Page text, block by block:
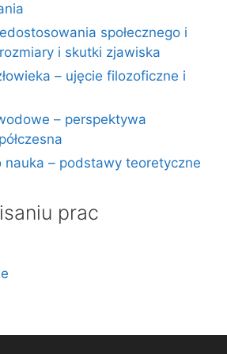
społecznego i
i skutki zjawiska
– ujęcie filozoficzne i
– perspektywa
nauka – podstawy teoretyczne
prac